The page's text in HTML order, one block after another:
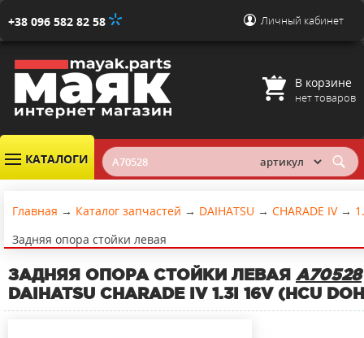
+38 096 582 82 58 Личный кабинет
В корзине
нет товаров
КАТАЛОГИ
Главная → Каталог запчастей → DAIHATSU → CHARADE IV →
Задняя опора стойки левая
ЗАДНЯЯ ОПОРА СТОЙКИ ЛЕВАЯ A70528
DAIHATSU CHARADE IV 1.3I 16V (HCU